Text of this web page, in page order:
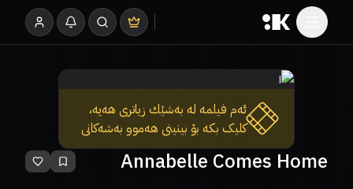
ئەم فیلمە لە بەشێك زیاتری هەیە،
کلیک بکە بۆ بینینی هەموو بەشەکانی
Annabelle Comes Home